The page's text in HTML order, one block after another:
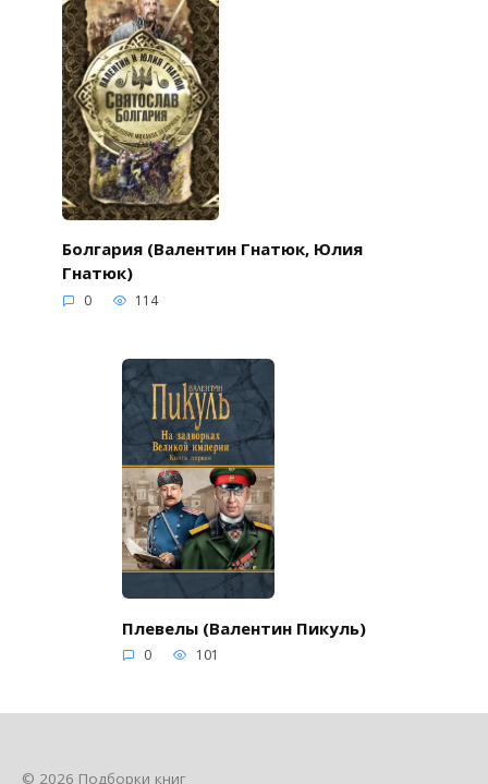
Болгария (Валентин Гнатюк, Юлия
Гнатюк)
0 114
Плевелы (Валентин Пикуль)
0 101
© 2026 Подборки книг